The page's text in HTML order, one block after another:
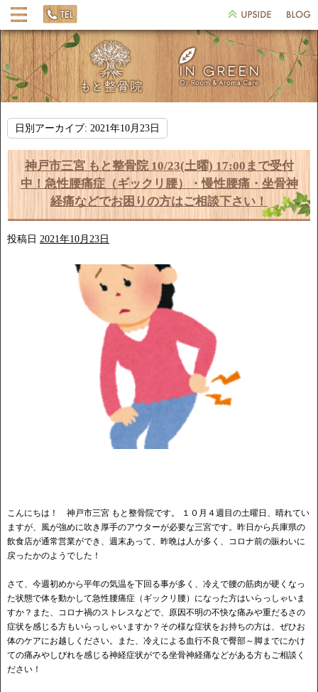
日別アーカイブ: 2021年10月23日
神戸市三宮 もと整骨院 10/23(土曜) 17:00まで受付
中！急性腰痛症（ギックリ腰）・慢性腰痛・坐骨神
経痛などでお困りの方はご相談下さい！
投稿日 2021年10月23日
こんにちは！ 神戸市三宮 もと整骨院です。 １０月４週目の土曜日、晴れてい
ますが、風が強めに吹き厚手のアウターが必要な三宮です。昨日から兵庫県の
飲食店が通常営業ができ、週末あって、昨晩は人が多く、コロナ前の賑わいに
戻ったかのようでした！
さて、今週初めから平年の気温を下回る事が多く、冷えで腰の筋肉が硬くなっ
た状態で体を動かして急性腰痛症（ギックリ腰）になった方はいらっしゃいま
すか？また、コロナ禍のストレスなどで、原因不明の不快な痛みや重だるさの
症状を感じる方もいらっしゃいますか？その様な症状をお持ちの方は、ぜひお
体のケアにお越しください。また、冷えによる血行不良で臀部～脚までにかけ
ての痛みやしびれを感じる神経症状がでる坐骨神経痛などがある方もご相談く
ださい！